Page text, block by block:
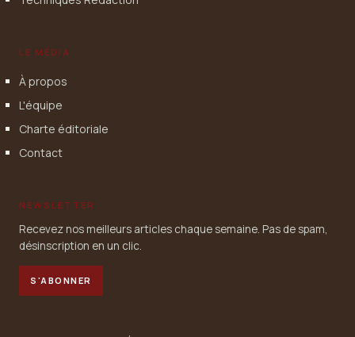
LE MÉDIA
À propos
L'équipe
Charte éditoriale
Contact
NEWSLETTER
Recevez nos meilleurs articles chaque semaine. Pas de spam,
désinscription en un clic.
S'ABONNER